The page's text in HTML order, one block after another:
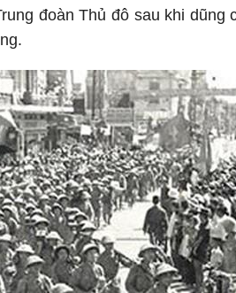
đoàn Thủ đô sau khi dũng